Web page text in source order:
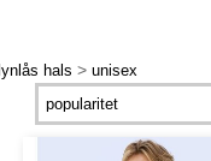
lynlås hals > unisex